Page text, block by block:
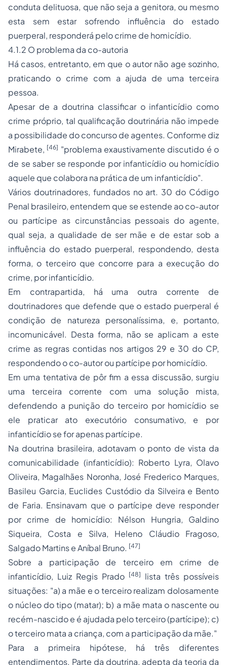
conduta delituosa, que não seja a genitora, ou mesmo
esta sem estar sofrendo influência do estado
puerperal, responderá pelo crime de homicídio.
4.1.2 O problema da co-autoria
Há casos, entretanto, em que o autor não age sozinho,
praticando o crime com a ajuda de uma terceira
pessoa.
Apesar de a doutrina classificar o infanticídio como
crime próprio, tal qualificação doutrinária não impede
a possibilidade do concurso de agentes. Conforme diz
Mirabete, [46] "problema exaustivamente discutido é o
de se saber se responde por infanticídio ou homicídio
aquele que colabora na prática de um infanticídio".
Vários doutrinadores, fundados no art. 30 do Código
Penal brasileiro, entendem que se estende ao co-autor
ou partícipe as circunstâncias pessoais do agente,
qual seja, a qualidade de ser mãe e de estar sob a
influência do estado puerperal, respondendo, desta
forma, o terceiro que concorre para a execução do
crime, por infanticídio.
Em contrapartida, há uma outra corrente de
doutrinadores que defende que o estado puerperal é
condição de natureza personalíssima, e, portanto,
incomunicável. Desta forma, não se aplicam a este
crime as regras contidas nos artigos 29 e 30 do CP,
respondendo o co-autor ou partícipe por homicídio.
Em uma tentativa de pôr fim a essa discussão, surgiu
uma terceira corrente com uma solução mista,
defendendo a punição do terceiro por homicídio se
ele praticar ato executório consumativo, e por
infanticídio se for apenas partícipe.
Na doutrina brasileira, adotavam o ponto de vista da
comunicabilidade (infanticídio): Roberto Lyra, Olavo
Oliveira, Magalhães Noronha, José Frederico Marques,
Basileu Garcia, Euclides Custódio da Silveira e Bento
de Faria. Ensinavam que o partícipe deve responder
por crime de homicídio: Nélson Hungria, Galdino
Siqueira, Costa e Silva, Heleno Cláudio Fragoso,
Salgado Martins e Aníbal Bruno. [47]
Sobre a participação de terceiro em crime de
infanticídio, Luiz Regis Prado [48]
lista três possíveis
situações: "a) a mãe e o terceiro realizam dolosamente
o núcleo do tipo (matar); b) a mãe mata o nascente ou
recém-nascido e é ajudada pelo terceiro (partícipe); c)
o terceiro mata a criança, com a participação da mãe."
Para a primeira hipótese, há três diferentes
entendimentos. Parte da doutrina, adepta da teoria da